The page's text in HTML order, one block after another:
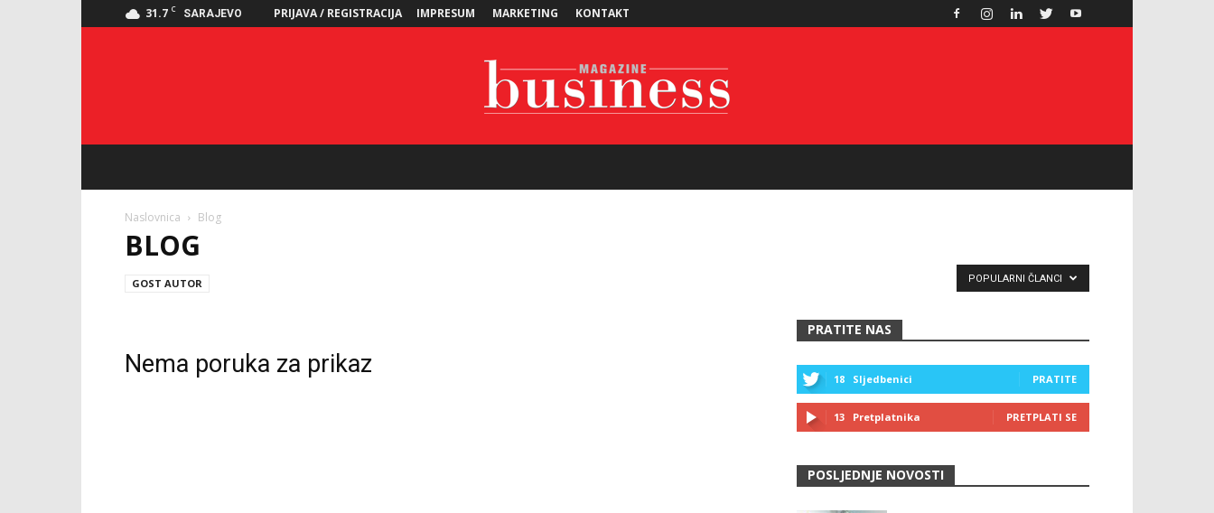
31.7 C SARAJEVO PRIJAVA / REGISTRACIJA IMPRESUM MARKETING KONTAKT
Naslovnica Blog
BLOG
GOST AUTOR POPULARNI ČLANCI
Nema poruka za prikaz
PRATITE NAS
18 Sljedbenici PRATITE
13 Pretplatnika PRETPLATI SE
POSLJEDNJE NOVOSTI